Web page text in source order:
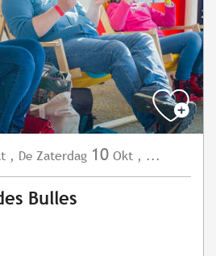
, De Zaterdag 10 Okt , ...
Bulles